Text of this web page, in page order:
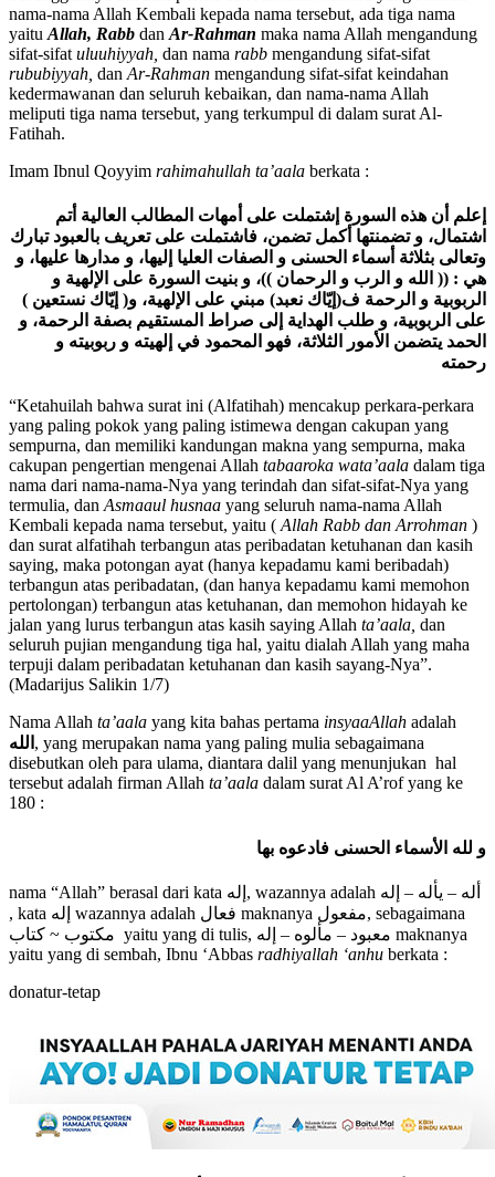
nama-nama Allah Kembali kepada nama tersebut, ada tiga nama
yaitu Allah, Rabb dan Ar-Rahman maka nama Allah mengandung
sifat-sifat uluuhiyyah, dan nama rabb mengandung sifat-sifat
rububiyyah, dan Ar-Rahman mengandung sifat-sifat keindahan
kedermawanan dan seluruh kebaikan, dan nama-nama Allah
meliputi tiga nama tersebut, yang terkumpul di dalam surat Al-
Fatihah.
Imam Ibnul Qoyyim rahimahullah ta’aala berkata :
إعلم أن هذه السورة إشتملت على أمهات المطالب العالية أتم
اشتمال، و تضمنتها أكمل تضمن، فاشتملت على تعريف بالعبود تبارك
وتعالى بثلاثة أسماء الحسنى و الصفات العليا إليها، و مدارها عليها، و
هي : (( الله و الرب و الرحمان ))، و بنيت السورة على الإلهية و
الربوبية و الرحمة ف(إيّاك نعبد) مبني على الإلهية، و( إيّاك نستعين )
على الربوبية، و طلب الهداية إلى صراط المستقيم بصفة الرحمة، و
الحمد يتضمن الأمور الثلاثة، فهو المحمود في إلهيته و ربوبيته و
رحمته
“Ketahuilah bahwa surat ini (Alfatihah) mencakup perkara-perkara
yang paling pokok yang paling istimewa dengan cakupan yang
sempurna, dan memiliki kandungan makna yang sempurna, maka
cakupan pengertian mengenai Allah tabaaroka wata’aala dalam tiga
nama dari nama-nama-Nya yang terindah dan sifat-sifat-Nya yang
termulia, dan Asmaaul husnaa yang seluruh nama-nama Allah
Kembali kepada nama tersebut, yaitu ( Allah Rabb dan Arrohman )
dan surat alfatihah terbangun atas peribadatan ketuhanan dan kasih
saying, maka potongan ayat (hanya kepadamu kami beribadah)
terbangun atas peribadatan, (dan hanya kepadamu kami memohon
pertolongan) terbangun atas ketuhanan, dan memohon hidayah ke
jalan yang lurus terbangun atas kasih saying Allah ta’aala, dan
seluruh pujian mengandung tiga hal, yaitu dialah Allah yang maha
terpuji dalam peribadatan ketuhanan dan kasih sayang-Nya”.
(Madarijus Salikin 1/7)
Nama Allah ta’aala yang kita bahas pertama insyaaAllah adalah
الله , yang merupakan nama yang paling mulia sebagaimana
disebutkan oleh para ulama, diantara dalil yang menunjukan hal
tersebut adalah firman Allah ta’aala dalam surat Al A’rof yang ke
180 :
و لله الأسماء الحسنى فادعوه بها
nama “Allah” berasal dari kata إله, wazannya adalah أله – يأله – إله
, kata إله wazannya adalah فعال maknanya مفعول, sebagaimana
مكتوب ~ كتاب yaitu yang di tulis, معبود – مألوه – إله maknanya
yaitu yang di sembah, Ibnu ‘Abbas radhiyallah ‘anhu berkata :
donatur-tetap